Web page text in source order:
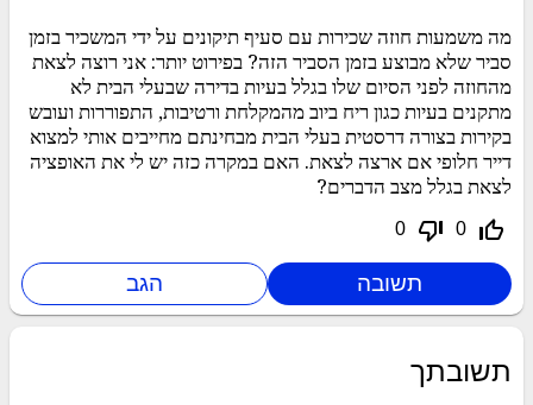
מה משמעות חוזה שכירות עם סעיף תיקונים על ידי המשכיר בזמן
סביר שלא מבוצע בזמן הסביר הזה? בפירוט יותר: אני רוצה לצאת
מהחוזה לפני הסיום שלו בגלל בעיות בדירה שבעלי הבית לא
מתקנים בעיות כגון ריח ביוב מהמקלחת ורטיבות, התפוררות ועובש
בקירות בצורה דרסטית בעלי הבית מבחינתם מחייבים אותי למצוא
דייר חלופי אם ארצה לצאת. האם במקרה כזה יש לי את האופציה
לצאת בגלל מצב הדברים?
thumb_up_off_alt
0
thumb_down_off_alt
0
תשובתך